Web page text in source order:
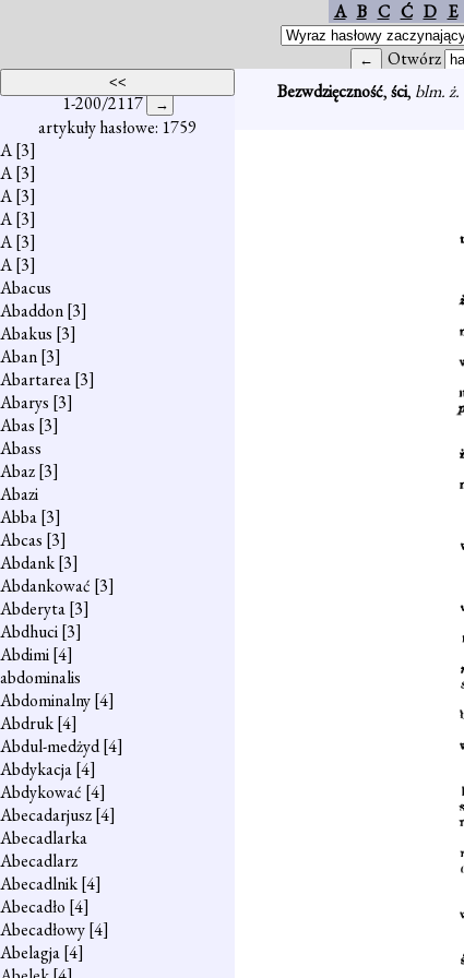
A B C Ć D E
Otwórz
1-200/2117
artykuły hasłowe: 1759
A[3]
A[3]
A[3]
A[3]
A[3]
A[3]
Abacus
Abaddon[3]
Abakus [3]
Aban[3]
Abartarea[3]
Abarys [3]
Abas [3]
Abass
Abaz[3]
Abazi
Abba[3]
Abcas [3]
Abdank[3]
Abdankować [3]
Abderyta[3]
Abdhuci[3]
Abdimi[4]
abdominalis
Abdominalny[4]
Abdruk[4]
Abdul-medżyd[4]
Abdykacja[4]
Abdykować [4]
Abecadarjusz[4]
Abecadlarka
Abecadlarz
Abecadlnik[4]
Abecadło [4]
Abecadłowy[4]
Abelagja[4]
Bezwdzięczność,ści, blm. ż.